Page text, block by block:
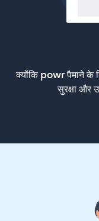
क्योंकि powr पैमाने के
सुरक्षा और